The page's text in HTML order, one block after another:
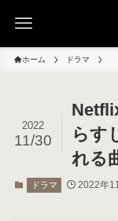
ホーム ドラマ
らす
れる
2022
11/30
ドラマ 2022年